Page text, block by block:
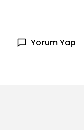
Yorum Yap